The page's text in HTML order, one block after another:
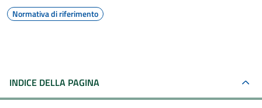
Normativa di riferimento
INDICE DELLA PAGINA